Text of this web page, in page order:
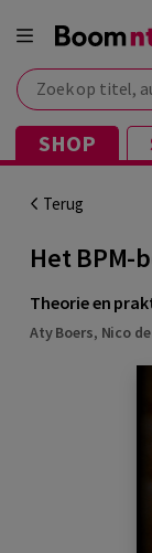
Zoek op titel,
SHOP
Terug
Het BPM-
Theorie en
Aty Boers, Nico